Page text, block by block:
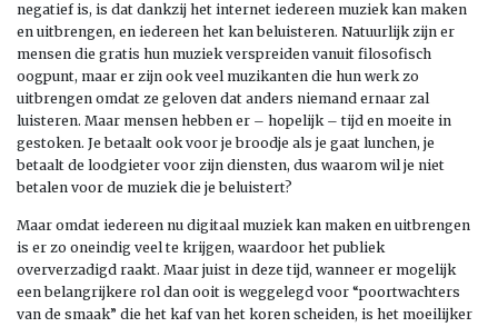
negatief is, is dat dankzij het internet iedereen muziek kan maken
en uitbrengen, en iedereen het kan beluisteren. Natuurlijk zijn er
mensen die gratis hun muziek verspreiden vanuit filosofisch
oogpunt, maar er zijn ook veel muzikanten die hun werk zo
uitbrengen omdat ze geloven dat anders niemand ernaar zal
luisteren. Maar mensen hebben er – hopelijk – tijd en moeite in
gestoken. Je betaalt ook voor je broodje als je gaat lunchen, je
betaalt de loodgieter voor zijn diensten, dus waarom wil je niet
betalen voor de muziek die je beluistert?
Maar omdat iedereen nu digitaal muziek kan maken en uitbrengen
is er zo oneindig veel te krijgen, waardoor het publiek
oververzadigd raakt. Maar juist in deze tijd, wanneer er mogelijk
een belangrijkere rol dan ooit is weggelegd voor “poortwachters
van de smaak” die het kaf van het koren scheiden, is het moeilijker